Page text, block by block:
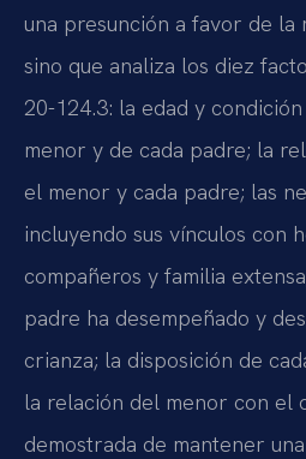
una presunción a favor de la
sino que analiza los diez
20-124.3: la edad y
menor y de cada padre; la
el menor y cada padre; las
incluyendo sus vínculos con
compañeros y familia
padre ha desempeñado y
crianza; la disposición de
la relación del menor con el
demostrada de mantener